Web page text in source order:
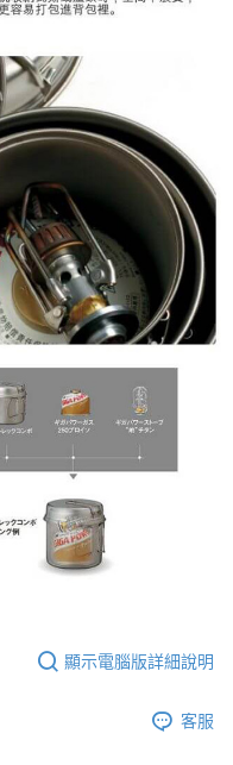
顯示電腦版詳細說明
客服